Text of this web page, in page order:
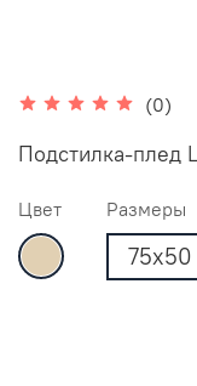
(0)
Подстилка-плед
Цвет Размеры